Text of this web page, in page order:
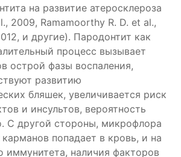
на развитие атеросклероза
2009, Ramamoorthy R. D. еt al.,
и другие). Пародонтит как
процесс вызывает
острой фазы воспаления,
развитию
бляшек, увеличивается риск
и инсультов, вероятность
С другой стороны, микрофлора
попадает в кровь, и на
иммунитета, наличия факторов